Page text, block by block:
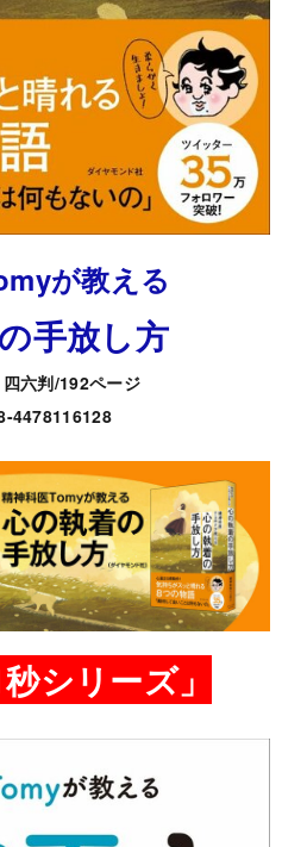
が教える
手放し方
六判/192ページ
4478116128
シリーズ」